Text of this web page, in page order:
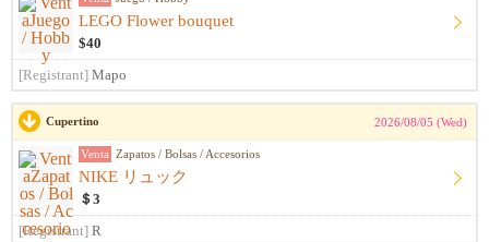
LEGO Flower bouquet
$40
[Registrant] Mapo
Cupertino 2026/08/05 (Wed)
Venta Zapatos / Bolsas / Accesorios
NIKE リュック
＄3
[Registrant] R